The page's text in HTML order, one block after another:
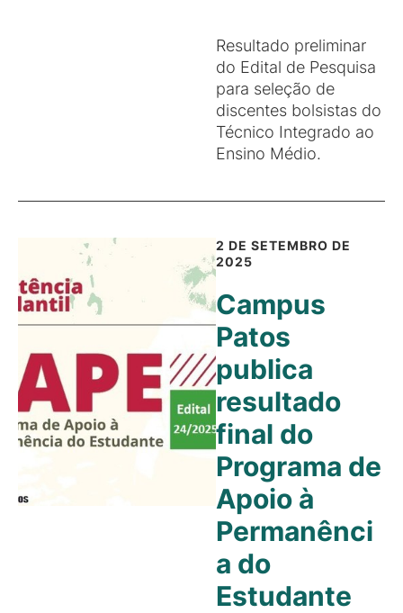
Resultado preliminar
do Edital de Pesquisa
para seleção de
discentes bolsistas do
Técnico Integrado ao
Ensino Médio.
2 DE SETEMBRO DE
2025
Campus
Patos
publica
resultado
final do
Programa de
Apoio à
Permanênci
a do
Estudante